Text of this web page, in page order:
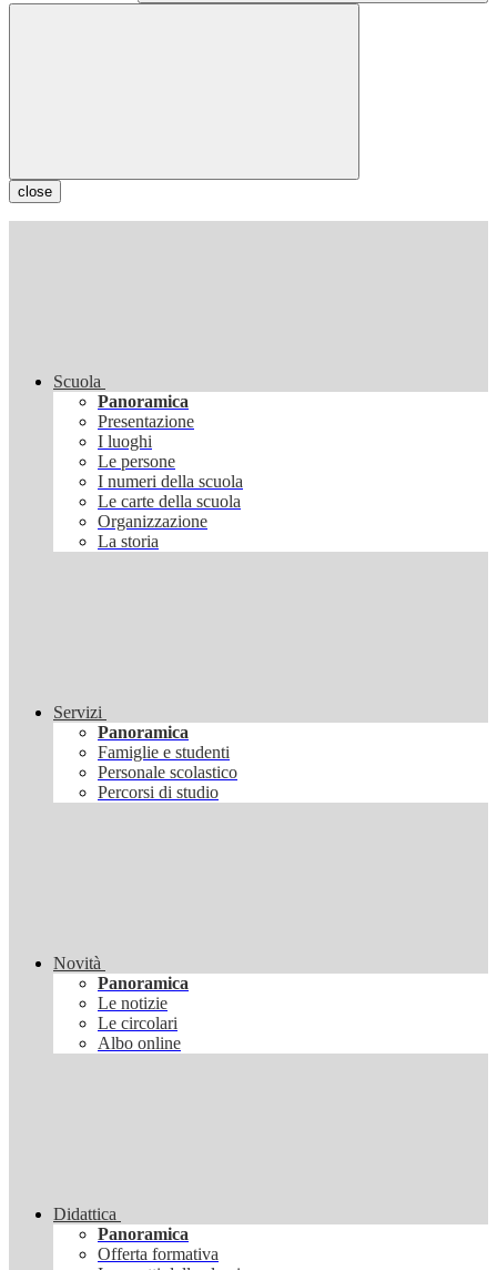
close
Scuola
Panoramica
Presentazione
I luoghi
Le persone
I numeri della scuola
Le carte della scuola
Organizzazione
La storia
Servizi
Panoramica
Famiglie e studenti
Personale scolastico
Percorsi di studio
Novità
Panoramica
Le notizie
Le circolari
Albo online
Didattica
Panoramica
Offerta formativa